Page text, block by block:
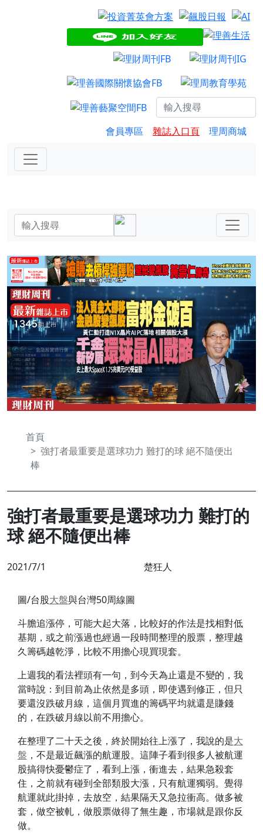
會員專區 雜誌入口頁 理周商城
首頁
強打者最重要是選球功力 難打的球 絕不隨便出
棒
強打者最重要是選球功力 難打的
球 絕不隨便出棒
2021/7/1 楚狂人
圖/台股大盤與台灣50周線圖
斗膽追漲停，可能大起大落，比較好的作法是找相對低
基期，或之前漲過也經過一段時間整理的股票，整理越
久籌碼越乾淨，比較不用擔心現買現套。
上週我的看法裡頭有一句，到今天為止還是不變的，我
當時說：到目前為止依然是多頭，即使遇到修正，但只
要還沒跌破月線，這個月買進的籌碼平均就還是賺錢
的，在跌破月線以前不用擔心。
在整理了二十天之後，終於開始往上漲了，我說的是大
盤 ，不是最近飆漲的航運股。這陣子看到很多人被航運
股搞得快憂鬱症了，看到上漲，衝進去，結果急殺套
住，之前就有碰到全部類股大漲，只有航運獨弱。覺得
航運就此掛掉，去放空，結果隔天又急拉衝高。做多被
套，做空被軋，做股票做得了無生趣，市場就是跟你反
做。